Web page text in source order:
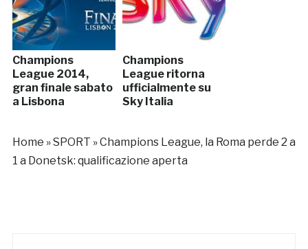
Champions
League 2014,
gran finale sabato
a Lisbona
Champions
League ritorna
ufficialmente su
Sky Italia
Home »SPORT »Champions League, la Roma perde 2 a
1 a Donetsk: qualificazione aperta